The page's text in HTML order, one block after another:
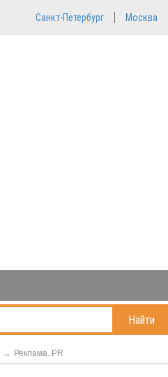
Санкт-Петербург Москва
Найти
Реклама. PR